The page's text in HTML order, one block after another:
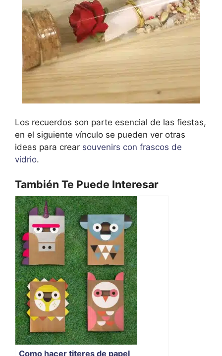
Los recuerdos son parte esencial de las fiestas,
en el siguiente vínculo se pueden ver otras
ideas para crear souvenirs con frascos de
vidrio.
También Te Puede Interesar
Como hacer titeres de papel